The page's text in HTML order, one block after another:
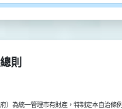
則
）為統一管理市有財產，特制定本自治條例